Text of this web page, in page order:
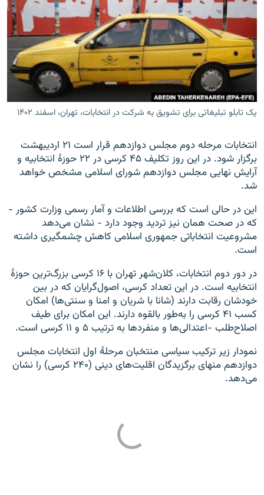
به ما بپیوندید
زبان‌های دیگر
یک تابلو تبلیغاتی برای تشویق به شرکت در انتخابات، تهران، اسفند ۱۴۰۲
انتخابات مرحله دوم مجلس دوازدهم قرار است ۲۱ اردیبهشت
برگزار شود. در این روز تکلیف ۴۵ کرسی در ۲۲ حوزۀ انتخابیه و
آرایش نهایی مجلس دوازدهم شورای اسلامی مشخص خواهد
شد.
این در حالی است که بررسی اطلاعات و آمار رسمی وزارت کشور -
که در صحت همان نیز تردید وجود دارد - نشان می‌دهد
مشروعیت انتخاباتی جمهوری اسلامی کاهش چشمگیری داشته
است.
در دور دوم انتخابات، کلان‌شهر تهران با ۱۶ کرسی بزرگ‌ترین حوزۀ
انتخابیه است. در این تعداد کرسی، اصول‌گرایان که در بین
خودشان رقابت دارند (شانا با شریان و امنا و سنتی‌ها) امکان
کسب ۴۱ کرسی را به‌طور بالقوه دارند. این امکان برای طیف
اصلاح‌طلب -اعتدالی‌ها و منفردها به ترتیب ۵ و ۱۱ کرسی است.
نمودار زیر ترکیب سیاسی منتخبان مرحلهٔ اول انتخابات مجلس
دوازدهم منهای برگزیدگان اقلیت‌های دینی (۲۴۰ کرسی) را نشان
می‌دهد.